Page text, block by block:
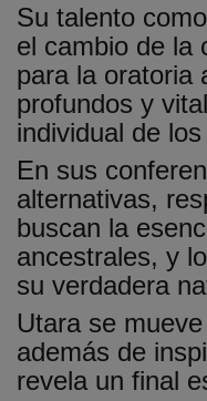
Su talento
el cambio de la
para la oratoria
profundos y
individual de
En sus
alternativas,
buscan la
ancestrales, y
su verdadera
Utara se
además de
revela un final